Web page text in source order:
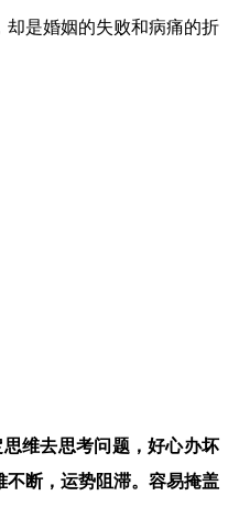
却是婚姻的失败和病痛的折
维去思考问题，好心办坏
断，运势阻滞。容易掩盖